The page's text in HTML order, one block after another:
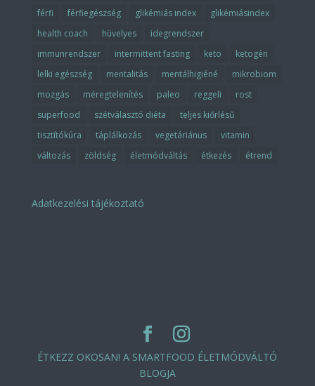
férfi
férfiegészség glikémiás index
glikémiásindex
health coach
hüvelyes
idegrendszer
immunrendszer
intermittent fasting keto
ketogén
lelki egészség
mentalitás mentálhigiéné
mikrobiom
mozgás
méregtelenítés paleo reggeli
rost
superfood
szétválasztó diéta
teljes kiőrlésű
tisztítókúra
táplálkozás vegetáriánus
vitamin
változás
zöldség életmódváltás étkezés étrend
Adatkezelési tájékoztató
ÉTKEZZ OKOSAN! A SMARTFOOD ÉLETMÓDVÁLTÓ
BLOGJA